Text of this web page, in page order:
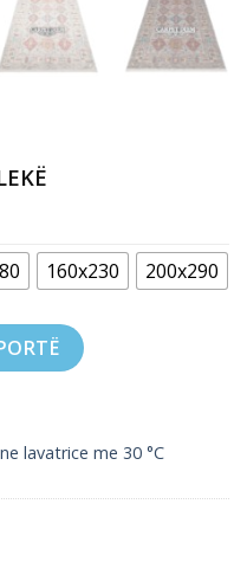
160x230 200x290
lavatrice me 30 °C